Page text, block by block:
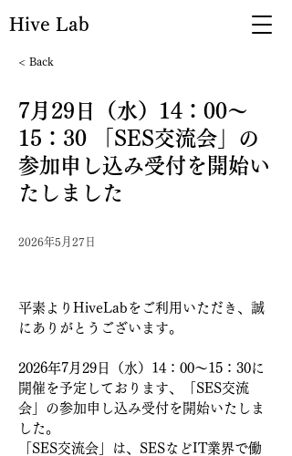
Hive Lab
< Back
7月29日（水）14：00～
15：30 「SES交流会」の
参加申し込み受付を開始い
たしました
2026年5月27日
平素よりHiveLabをご利用いただき、誠
にありがとうございます。
2026年7月29日（水）14：00～15：30に
開催を予定しております、「 SES交流
会 」の参加申し込み受付を開始いたしま
した。
SES交流会 」は、 SESなどIT業界で働